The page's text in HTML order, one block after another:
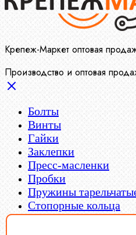
Крепеж-Маркет оптовая
Производство и оптовая
Болты
Винты
Гайки
Заклепки
Пресс-масленки
Пробки
Пружины
Стопорные кольца
Такелаж